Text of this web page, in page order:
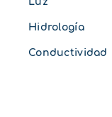
Hidrología
Conductividad